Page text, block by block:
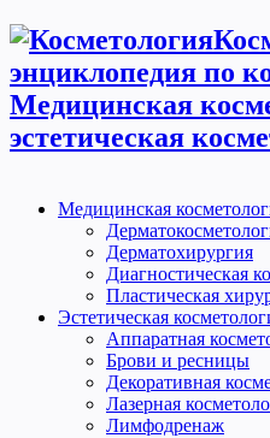
энциклопедия по
Медицинская
эстетическая
Медицинская
Дерматохирургия
Диагностическая
Пластическая
Эстетическая
Аппаратная
Брови и ресницы
Декоративная
Лазерная
Лимфодренаж